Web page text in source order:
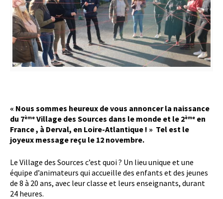
« Nous sommes heureux de vous annoncer la naissance
du 7ème Village des Sources dans le monde et le 2ème en
France , à Derval, en Loire-Atlantique ! » Tel est le
joyeux message reçu le 12 novembre.
Le Village des Sources c’est quoi ? Un lieu unique et une
équipe d’animateurs qui accueille des enfants et des jeunes
de 8 à 20 ans, avec leur classe et leurs enseignants, durant
24 heures.